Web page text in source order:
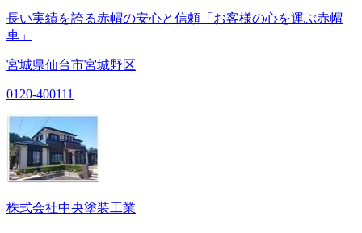
長い実績を誇る赤帽の安心と信頼「お客様の心を運ぶ赤帽
車」
宮城県仙台市宮城野区
0120-400111
株式会社中央塗装工業